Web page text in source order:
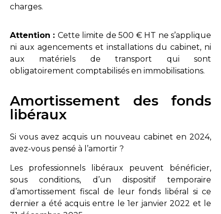
charges.
Attention : Cette limite de 500 € HT ne s’applique
ni aux agencements et installations du cabinet, ni
aux matériels de transport qui sont
obligatoirement comptabilisés en immobilisations.
Amortissement des fonds
libéraux
Si vous avez acquis un nouveau cabinet en 2024,
avez-vous pensé à l’amortir ?
Les professionnels libéraux peuvent bénéficier,
sous conditions, d’un dispositif temporaire
d’amortissement fiscal de leur fonds libéral si ce
dernier a été acquis entre le 1er janvier 2022 et le